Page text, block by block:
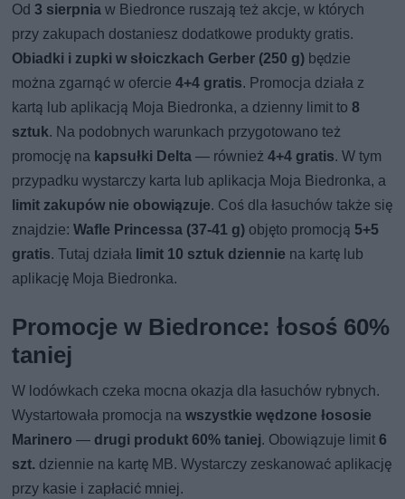
Od3 sierpnia w Biedronce ruszają też akcje, w których
przy zakupach dostaniesz dodatkowe produkty gratis.
Obiadki i zupki w słoiczkach Gerber (250 g) będzie
można zgarnąć w ofercie4+4 gratis. Promocja działa z
kartą lub aplikacją Moja Biedronka, a dzienny limit to8
sztuk. Na podobnych warunkach przygotowano też
promocję na kapsułki Delta — również4+4 gratis. W tym
przypadku wystarczy karta lub aplikacja Moja Biedronka, a
limit zakupów nie obowiązuje. Coś dla łasuchów także się
znajdzie:Wafle Princessa (37-41 g) objęto promocją 5+5
gratis. Tutaj działa limit 10 sztuk dziennie na kartę lub
aplikację Moja Biedronka.
Promocje w Biedronce: łosoś 60%
taniej
W lodówkach czeka mocna okazja dla łasuchów rybnych.
Wystartowała promocja nawszystkie wędzone łososie
Marinero — drugi produkt 60% taniej. Obowiązuje limit6
szt. dziennie na kartę MB. Wystarczy zeskanować aplikację
przy kasie i zapłacić mniej.